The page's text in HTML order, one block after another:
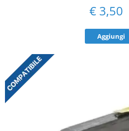
€ 3,50
Aggiungi